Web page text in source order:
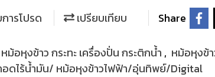
ารโปรด เปรียบเทียบ Share
หม้อหุงข้าว กระทะ เครื่องปั่น กระติกน้ำ , หม้อหุงข้า
ดไร้น้ำมัน/ หม้อหุงข้าวไฟฟ้า/อุ่นทิพย์/Digital